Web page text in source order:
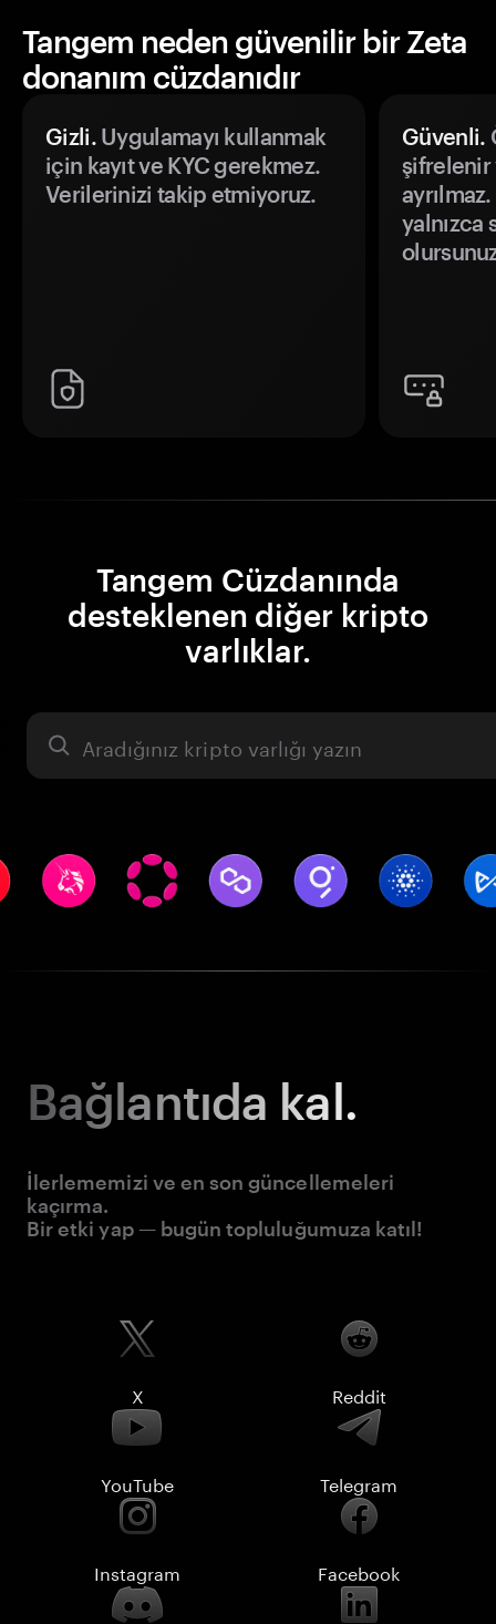
Tangem neden güvenilir bir Zeta
donanım cüzdanıdır
Gizli.Uygulamayı kullanmak
için kayıt ve KYC gerekmez.
Verilerinizi takip etmiyoruz.
Güvenli.
şifrelenir
yalnızca
Tangem Cüzdanında
desteklenen diğer kripto
varlıklar.
Varlık
Bağlantıda kal.
İlerlememizi ve en son güncellemeleri
kaçırma.
Bir etki yap — bugün topluluğumuza katıl!
X Reddit
YouTube Telegram
Instagram Facebook